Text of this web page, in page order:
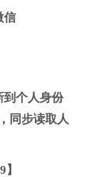
信
到个人身份
同步读取人